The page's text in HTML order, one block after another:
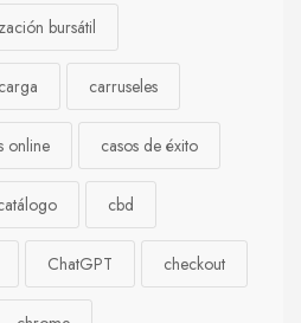
bursátil
carga carruseles
online casos de éxito
cbd
ChatGPT checkout